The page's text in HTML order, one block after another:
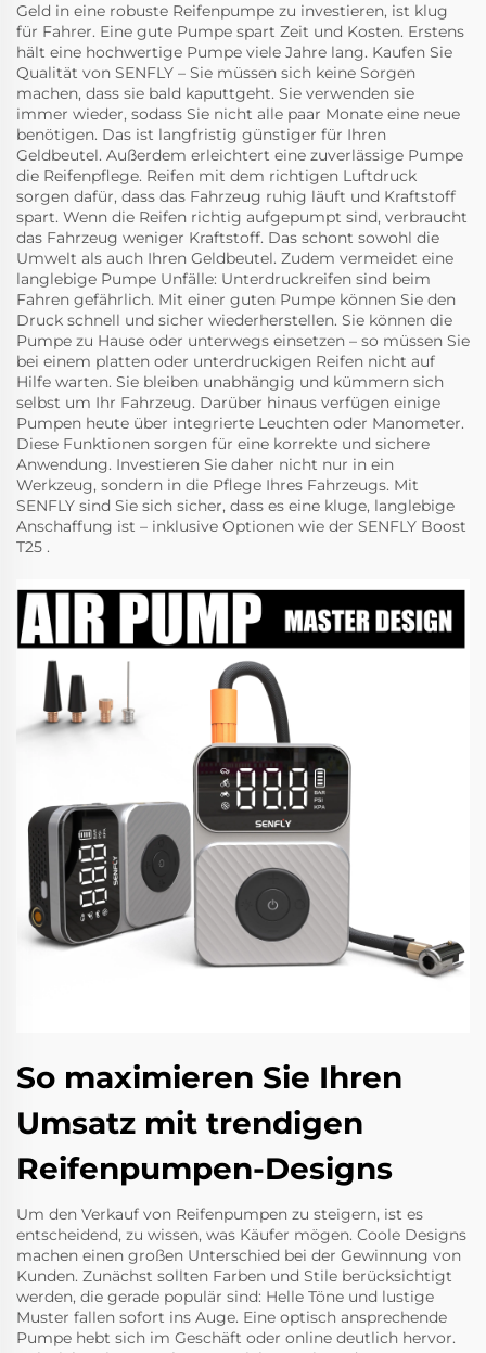
Geld in eine robuste Reifenpumpe zu investieren, ist klug
für Fahrer. Eine gute Pumpe spart Zeit und Kosten. Erstens
hält eine hochwertige Pumpe viele Jahre lang. Kaufen Sie
Qualität von SENFLY – Sie müssen sich keine Sorgen
machen, dass sie bald kaputtgeht. Sie verwenden sie
immer wieder, sodass Sie nicht alle paar Monate eine neue
benötigen. Das ist langfristig günstiger für Ihren
Geldbeutel. Außerdem erleichtert eine zuverlässige Pumpe
die Reifenpflege. Reifen mit dem richtigen Luftdruck
sorgen dafür, dass das Fahrzeug ruhig läuft und Kraftstoff
spart. Wenn die Reifen richtig aufgepumpt sind, verbraucht
das Fahrzeug weniger Kraftstoff. Das schont sowohl die
Umwelt als auch Ihren Geldbeutel. Zudem vermeidet eine
langlebige Pumpe Unfälle: Unterdruckreifen sind beim
Fahren gefährlich. Mit einer guten Pumpe können Sie den
Druck schnell und sicher wiederherstellen. Sie können die
Pumpe zu Hause oder unterwegs einsetzen – so müssen Sie
bei einem platten oder unterdruckigen Reifen nicht auf
Hilfe warten. Sie bleiben unabhängig und kümmern sich
selbst um Ihr Fahrzeug. Darüber hinaus verfügen einige
Pumpen heute über integrierte Leuchten oder Manometer.
Diese Funktionen sorgen für eine korrekte und sichere
Anwendung. Investieren Sie daher nicht nur in ein
Werkzeug, sondern in die Pflege Ihres Fahrzeugs. Mit
SENFLY sind Sie sich sicher, dass es eine kluge, langlebige
Anschaffung ist – inklusive Optionen wie der SENFLY Boost
T25 .
So maximieren Sie Ihren
Umsatz mit trendigen
Reifenpumpen-Designs
Um den Verkauf von Reifenpumpen zu steigern, ist es
entscheidend, zu wissen, was Käufer mögen. Coole Designs
machen einen großen Unterschied bei der Gewinnung von
Kunden. Zunächst sollten Farben und Stile berücksichtigt
werden, die gerade populär sind: Helle Töne und lustige
Muster fallen sofort ins Auge. Eine optisch ansprechende
Pumpe hebt sich im Geschäft oder online deutlich hervor.